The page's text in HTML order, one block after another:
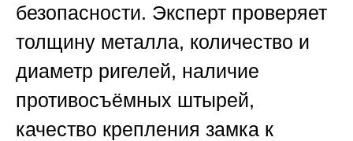
безопасности. Эксперт проверяет
толщину металла, количество и
диаметр ригелей, наличие
противосъёмных штырей,
качество крепления замка к